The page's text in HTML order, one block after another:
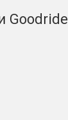
Goodride